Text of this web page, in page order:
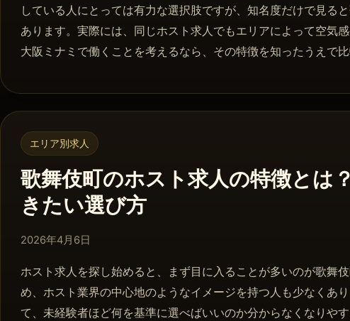
している人にとっては有力な選択肢ですが、知名度だけで見る
あります。実際には、同じホスト求人でもエリアによって空気
大阪ミナミで働くことを考えるなら、その特徴を知ったうえで
エリア別求人
歌舞伎町のホスト求人の特徴とは
きたい選び方
2026年4月6日
ホスト求人を探し始めると、まず目に入ることが多いのが歌舞
め、ホスト業界の中心地のようなイメージを持つ人も少なくあ
て、未経験者ほど何を基準に選べばいいのか分からなくなりや